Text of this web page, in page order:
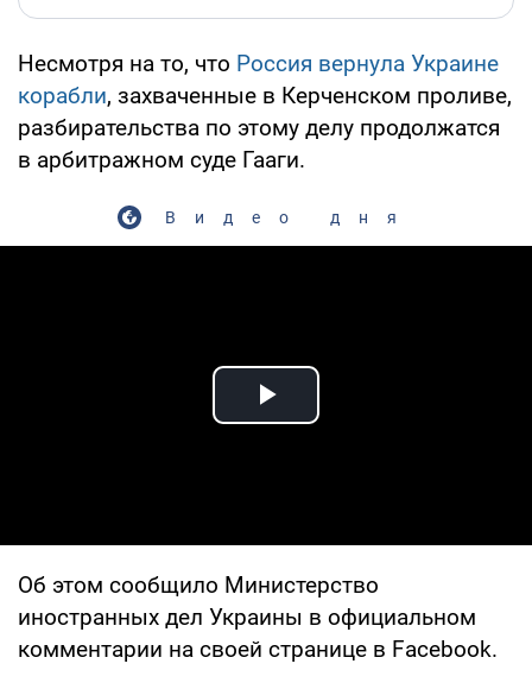
Несмотря на то, что Россия вернула Украине
корабли, захваченные в Керченском проливе,
разбирательства по этому делу продолжатся
в арбитражном суде Гааги.
Видео дня
Play Video
Об этом сообщило Министерство
иностранных дел Украины в официальном
комментарии на своей странице в Facebook.